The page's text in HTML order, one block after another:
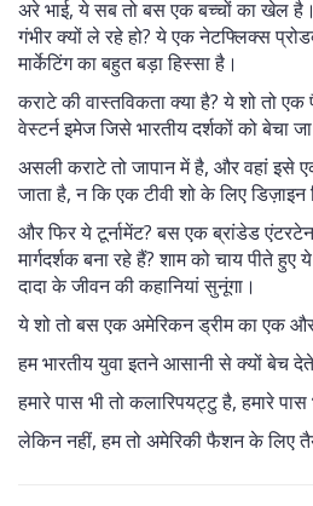
अरे भाई, ये सब तो बस एक बच्चों का खेल
गंभीर क्यों ले रहे हो? ये एक नेटफ्लिक्स
मार्केटिंग का बहुत बड़ा हिस्सा है।
कराटे की वास्तविकता क्या है? ये शो तो
वेस्टर्न इमेज जिसे भारतीय दर्शकों को बेचा
असली कराटे तो जापान में है, और वहां इसे
जाता है, न कि एक टीवी शो के लिए
और फिर ये टूर्नामेंट? बस एक ब्रांडेड
मार्गदर्शक बना रहे हैं? शाम को चाय पीते
दादा के जीवन की कहानियां सुनूंगा।
ये शो तो बस एक अमेरिकन ड्रीम का एक
हम भारतीय युवा इतने आसानी से क्यों बेच
हमारे पास भी तो कलारिपयट्टु है, हमारे
लेकिन नहीं, हम तो अमेरिकी फैशन के लिए